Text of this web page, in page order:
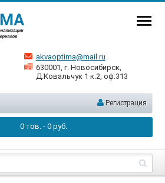
akvaoptima@mail.ru
630001, г. Новосибирск,
Д.Ковальчук 1 к.2, оф.313
Регистрация
0тов. - 0руб.